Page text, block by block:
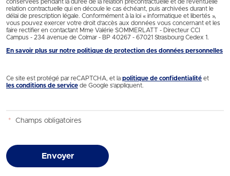
conservées pendant la durée de la relation précontractuelle et de l’éventuelle
relation contractuelle qui en découle le cas échéant, puis archivées durant le
délai de prescription légale. Conformément à la loi « informatique et libertés »,
vous pouvez exercer votre droit d'accès aux données vous concernant et les
faire rectifier en contactant Mme Valérie SOMMERLATT - Directeur CCI
Campus - 234 avenue de Colmar - BP 40267 - 67021 Strasbourg Cedex 1.
En savoir plus sur notre politique de protection des données personnelles
Ce site est protégé par reCAPTCHA, et la politique de confidentialité et
les conditions de service de Google s’appliquent.
* Champs obligatoires
Envoyer